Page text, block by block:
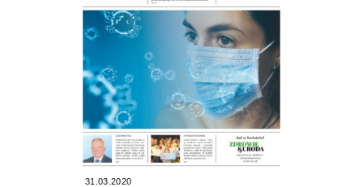
31.03.2020